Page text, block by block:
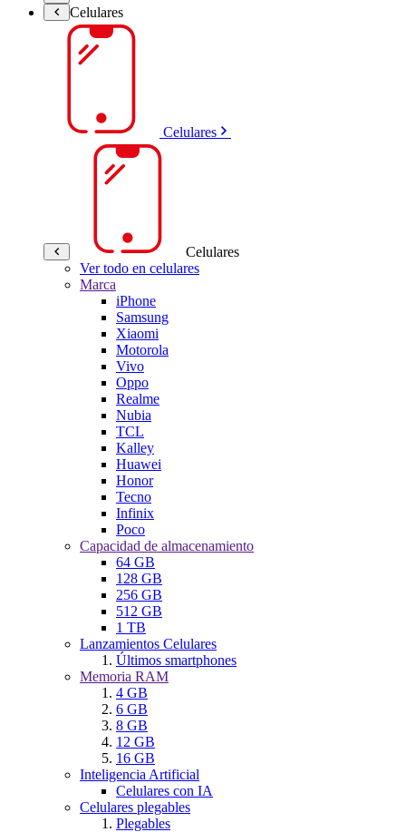
Celulares
Celulares
Celulares
Ver todo en celulares
Marca
iPhone
Samsung
Xiaomi
Motorola
Vivo
Oppo
Realme
Nubia
TCL
Kalley
Huawei
Honor
Tecno
Infinix
Poco
Capacidad de almacenamiento
64 GB
128 GB
256 GB
512 GB
1 TB
Lanzamientos Celulares
Últimos smartphones
Memoria RAM
4 GB
6 GB
8 GB
12 GB
16 GB
Inteligencia Artificial
Celulares con IA
Celulares plegables
Plegables